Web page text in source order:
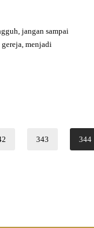
jangan sampai
menjadi
343 344